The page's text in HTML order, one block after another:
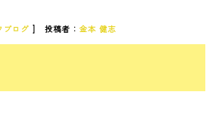
ブログ ] 投稿者：金本 健志